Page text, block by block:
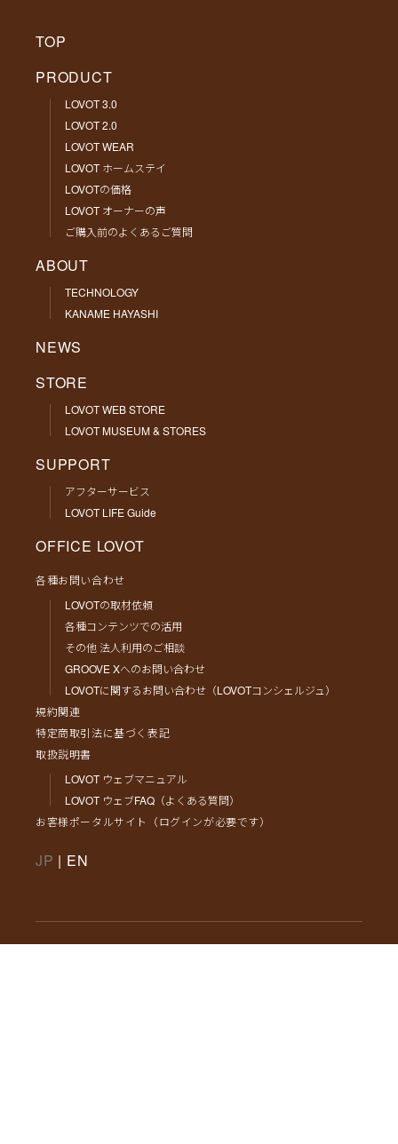
TOP
PRODUCT
LOVOT 3.0
LOVOT 2.0
LOVOT WEAR
LOVOT ホームステイ
LOVOTの価格
LOVOT オーナーの声
ご購入前のよくあるご質問
ABOUT
TECHNOLOGY
KANAME HAYASHI
NEWS
STORE
LOVOT WEB STORE
LOVOT MUSEUM & STORES
SUPPORT
アフターサービス
LOVOT LIFE Guide
OFFICE LOVOT
各種お問い合わせ
LOVOTの取材依頼
各種コンテンツでの活用
その他 法人利用のご相談
GROOVE Xへのお問い合わせ
LOVOTに関するお問い合わせ（LOVOTコンシェルジュ）
規約関連
特定商取引法に基づく表記
取扱説明書
LOVOT ウェブマニュアル
LOVOT ウェブFAQ（よくある質問）
お客様ポータルサイト（ログインが必要です）
JP | EN